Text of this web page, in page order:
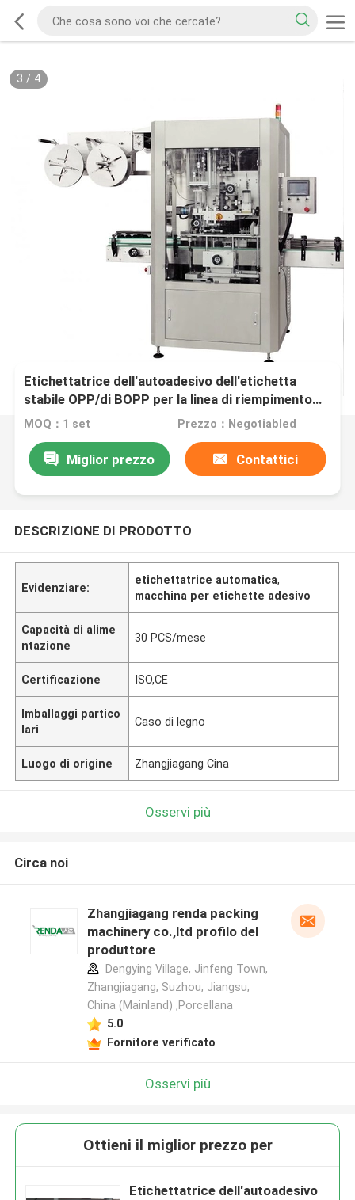
3 / 4
Etichettatrice dell'autoadesivo dell'etichetta
stabile OPP/di BOPP per la linea di riempimento
della bevanda
MOQ：1 set Prezzo：Negotiabled
Miglior prezzo Contattici
DESCRIZIONE DI PRODOTTO
Evidenziare:
etichettatrice automatica,
macchina per etichette adesivo
Capacità di alime
ntazione
30 PCS/mese
Certificazione ISO,CE
Imballaggi partico
lari
Caso di legno
Luogo di origine Zhangjiagang Cina
Osservi più
Circa noi
Zhangjiagang renda packing
machinery co.,ltd profilo del
produttore
Dengying Village, Jinfeng Town,
Zhangjiagang, Suzhou, Jiangsu,
China (Mainland) ,Porcellana
5.0
Fornitore verificato
Osservi più
Ottieni il miglior prezzo per
Etichettatrice dell'autoadesivo